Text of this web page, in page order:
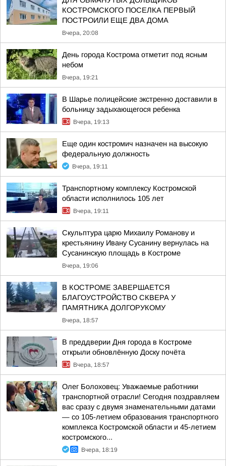
КОСТРОМСКОГО ПОСЕЛКА ПЕРВЫЙ
ПОСТРОИЛИ ЕЩЕ ДВА ДОМА
Вчера, 20:08
День города Кострома отметит под ясным
небом
Вчера, 19:21
В Шарье полицейские экстренно доставили в
больницу задыхающегося ребенка
Вчера, 19:13
Еще один костромич назначен на высокую
федеральную должность
Вчера, 19:11
Транспортному комплексу Костромской
области исполнилось 105 лет
Вчера, 19:11
Скульптура царю Михаилу Романову и
крестьянину Ивану Сусанину вернулась на
Сусанинскую площадь в Костроме
Вчера, 19:06
В КОСТРОМЕ ЗАВЕРШАЕТСЯ
БЛАГОУСТРОЙСТВО СКВЕРА У
ПАМЯТНИКА ДОЛГОРУКОМУ
Вчера, 18:57
В преддверии Дня города в Костроме
открыли обновлённую Доску почёта
Вчера, 18:57
Олег Болоховец: Уважаемые работники
транспортной отрасли! Сегодня поздравляем
вас сразу с двумя знаменательными датами
— со 105-летием образования транспортного
комплекса Костромской области и 45-летием
костромского...
Вчера, 18:19